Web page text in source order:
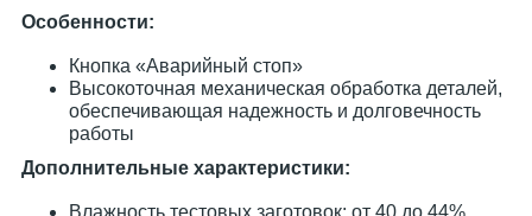
Особенности:
Кнопка «Аварийный стоп»
Высокоточная механическая обработка деталей,
обеспечивающая надежность и долговечность
работы
Дополнительные характеристики:
Влажность тестовых заготовок: от 40 до 44%